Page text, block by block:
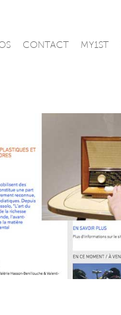
CONTACT MY1ST